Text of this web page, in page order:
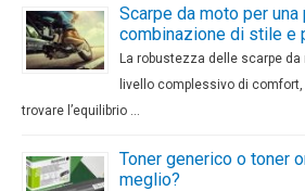
Scarpe da moto per
combinazione di stile e
La robustezza delle scarpe
livello complessivo di comfort,
trovare l’equilibrio …
Toner generico o toner
meglio?